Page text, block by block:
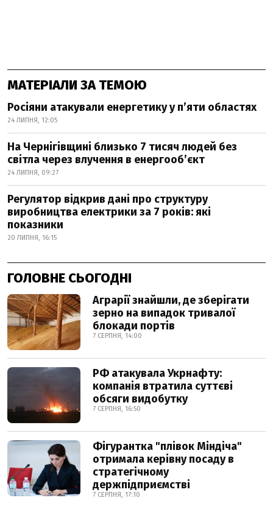
МАТЕРІАЛИ ЗА ТЕМОЮ
Росіяни атакували енергетику у пʼяти областях
24 ЛИПНЯ, 12:05
На Чернігівщині близько 7 тисяч людей без
світла через влучення в енергообʼєкт
24 ЛИПНЯ, 09:27
Регулятор відкрив дані про структуру
виробництва електрики за 7 років: які
показники
20 ЛИПНЯ, 16:15
ГОЛОВНЕ СЬОГОДНІ
Аграрії знайшли, де зберігати
зерно на випадок тривалої
блокади портів
7 СЕРПНЯ, 14:00
РФ атакувала Укрнафту:
компанія втратила суттєві
обсяги видобутку
7 СЕРПНЯ, 16:50
Фігурантка "плівок Міндіча"
отримала керівну посаду в
стратегічному
держпідприємстві
7 СЕРПНЯ, 17:10